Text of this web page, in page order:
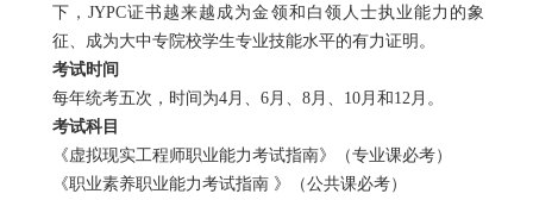
下，JYPC证书越来越成为金领和白领人士执业能力的象
征、成为大中专院校学生专业技能水平的有力证明。
考试时间
每年统考五次，时间为4月、 6月、 8月、 10月和 12月。
考试科目
《虚拟现实工程师职业能力考试指南》（专业课必考）
《职业素养职业能力考试指南 》（公共课必考）